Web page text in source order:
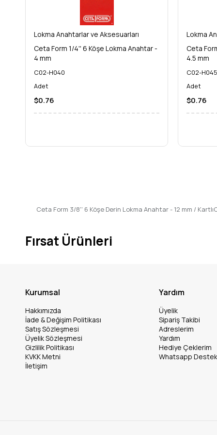
Lokma Anahtarlar ve Aksesuarları
Ceta Form 1/4'' 6 Köşe Lokma Anahtar -
4 mm
C02-H040
Adet
$0.76
Lokma
Ceta
4.5 mm
C02-H045
Adet
$0.76
Ceta Form 3/8'' 6 Köşe Derin Lokma Anahtar - 12 mm /
Fırsat Ürünleri
Kurumsal
Hakkımızda
İade & Değişim Politikası
Satış Sözleşmesi
Üyelik Sözleşmesi
Gizlilik Politikası
KVKK Metni
İletişim
Yardım
Üyelik
Sipariş Takibi
Adreslerim
Yardım
Hediye Çeklerim
Whatsapp Destek